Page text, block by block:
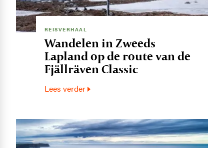
REISVERHAAL
Wandelen in Zweeds
Lapland op de route van de
Fjällräven Classic
Lees verder
Image